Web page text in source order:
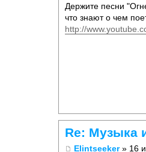
Держите песни
что знают о чем
http://
Re: Музыка
Elintseeker» 16